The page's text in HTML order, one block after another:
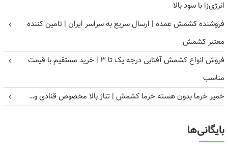
انرژی‌زا با سود بالا
فروشنده کشمش عمده | ارسال سریع به سراسر ایران | تامین کننده
معتبر کشمش
فروش انواع کشمش آفتابی درجه یک تا ۳ | خرید مستقیم با قیمت
مناسب
خمیر خرما بدون هسته خرما کشمش | تناژ بالا مخصوص قنادی و…
بایگانی‌ها